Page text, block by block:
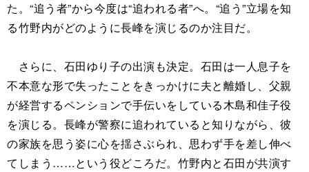
た。“追う者”から今度は“追われる者”へ。“追う”立場を知
る竹野内がどのように長峰を演じるのか注目だ。
さらに、石田ゆり子の出演も決定。石田は一人息子を
不本意な形で失ったことをきっかけに夫と離婚し、父親
が経営するペンションで手伝いをしている木島和佳子役
を演じる。長峰が警察に追われていると知りながら、彼
の家族を思う姿に心を揺さぶられ、思わず手を差し伸べ
てしまう……という役どころだ。竹野内と石田が共演す